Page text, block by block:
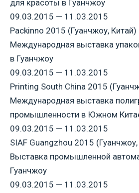
для красоты в Гуанчжоу
09.03.2015 — 11.03.2015
Packinno 2015 (Гуанчжоу, Китай)
Международная выставка
в Гуанчжоу
09.03.2015 — 11.03.2015
Printing South China 2015
Международная выставка
промышленности в Южном
09.03.2015 — 11.03.2015
SIAF Guangzhou 2015 (Гуанчжоу,
Выставка промышленной
Гуанчжоу
09.03.2015 — 11.03.2015